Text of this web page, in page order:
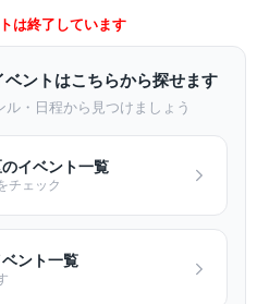
は終了しています
ントはこちらから探せます
・日程から見つけましょう
イベント一覧
チェック
ント一覧